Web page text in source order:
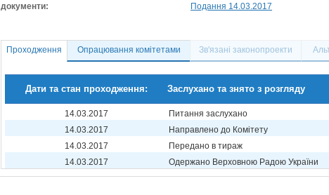
документи:
Подання 14.03.2017
Проходження Опрацювання комітетами Зв'язані законопроекти
Дати та стан проходження: Заслухано та знято з розгляду
14.03.2017
Питання заслухано
14.03.2017
Направлено до Комітету
14.03.2017
Передано в тираж
14.03.2017
Одержано Верховною Радою України